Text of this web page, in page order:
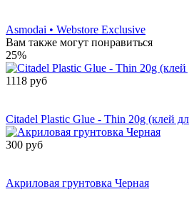
Asmodai • Webstore Exclusive
Вам также могут понравиться
25%
1118 руб
Citadel Plastic Glue - Thin 20g (клей
300 руб
Акриловая грунтовка Черная